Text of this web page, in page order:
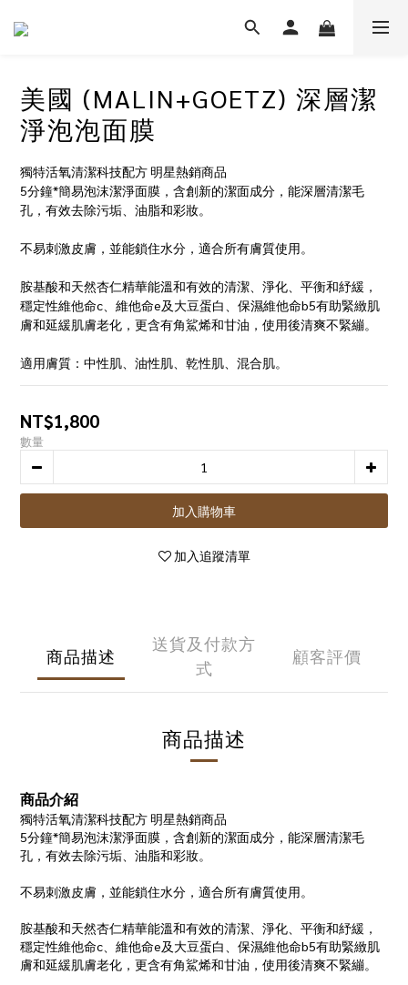
美國 (MALIN+GOETZ) 深層潔
淨泡泡面膜
獨特活氧清潔科技配方 明星熱銷商品
5分鐘*簡易泡沫潔淨面膜，含創新的潔面成分，能深層清潔毛
孔，有效去除污垢、油脂和彩妝。
不易刺激皮膚，並能鎖住水分，適合所有膚質使用。
胺基酸和天然杏仁精華能溫和有效的清潔、淨化、平衡和紓緩，
穩定性維他命c、維他命e及大豆蛋白、保濕維他命b5有助緊緻肌
膚和延緩肌膚老化，更含有角鯊烯和甘油，使用後清爽不緊繃。
適用膚質：中性肌、油性肌、乾性肌、混合肌。
NT$1,800
數量
加入購物車
加入追蹤清單
商品描述
送貨及付款方
式
顧客評價
商品描述
商品介紹
獨特活氧清潔科技配方 明星熱銷商品
5分鐘*簡易泡沫潔淨面膜，含創新的潔面成分，能深層清潔毛
孔，有效去除污垢、油脂和彩妝。
不易刺激皮膚，並能鎖住水分，適合所有膚質使用。
胺基酸和天然杏仁精華能溫和有效的清潔、淨化、平衡和紓緩，
穩定性維他命c、維他命e及大豆蛋白、保濕維他命b5有助緊緻肌
膚和延緩肌膚老化，更含有角鯊烯和甘油，使用後清爽不緊繃。